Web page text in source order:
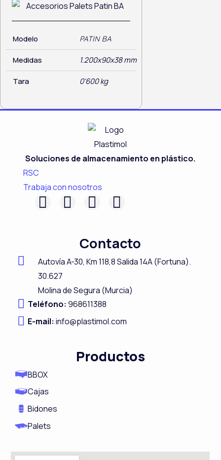
Modelo PATIN BA
Medidas 1.200x90x38 mm
Tara 0'600 kg
Soluciones de almacenamiento en plástico.
RSC
Trabaja con nosotros
F
b
o
o
k
L
e
i
n
I
t
a
r
a
m
Y
t
u
e
Contacto
Autovía A-30, Km 118,8Salida 14A (Fortuna).
30.627
Molina de Segura (Murcia)
Teléfono:968611388
E-mail: info@plastimol.com
Productos
BBOX
Cajas
Bidones
Palets